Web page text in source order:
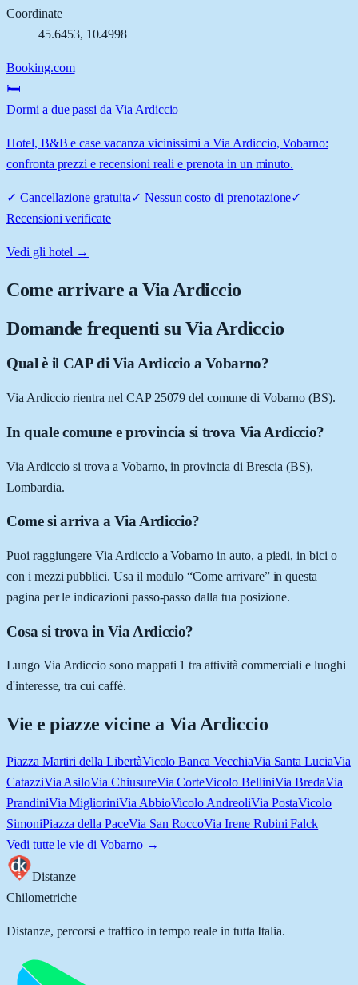
Coordinate
45.6453, 10.4998
Booking.com
🛏️
Dormi a due passi da Via Ardiccio
Hotel, B&B e case vacanza vicinissimi a Via Ardiccio, Vobarno:
confronta prezzi e recensioni reali e prenota in un minuto.
✓ Cancellazione gratuita✓ Nessun costo di prenotazione✓
Recensioni verificate
Vedi gli hotel →
Come arrivare aVia Ardiccio
Domande frequenti su Via Ardiccio
Qual è il CAP di Via Ardiccio a Vobarno?
Via Ardiccio rientra nel CAP 25079 del comune di Vobarno (BS).
In quale comune e provincia si trova Via Ardiccio?
Via Ardiccio si trova a Vobarno, in provincia di Brescia (BS),
Lombardia.
Come si arriva a Via Ardiccio?
Puoi raggiungere Via Ardiccio a Vobarno in auto, a piedi, in bici o
con i mezzi pubblici. Usa il modulo “Come arrivare” in questa
pagina per le indicazioni passo-passo dalla tua posizione.
Cosa si trova in Via Ardiccio?
Lungo Via Ardiccio sono mappati 1 tra attività commerciali e luoghi
d'interesse, tra cui caffè.
Vie e piazze vicine a Via Ardiccio
Piazza Martiri della LibertàVicolo Banca VecchiaVia Santa LuciaVia
CatazziVia AsiloVia ChiusureVia CorteVicolo BelliniVia BredaVia
PrandiniVia MiglioriniVia AbbioVicolo AndreoliVia PostaVicolo
SimoniPiazza della PaceVia San RoccoVia Irene Rubini Falck
Vedi tutte le vie di Vobarno→
Distanze
Chilometriche
Distanze, percorsi e traffico in tempo reale in tutta Italia.